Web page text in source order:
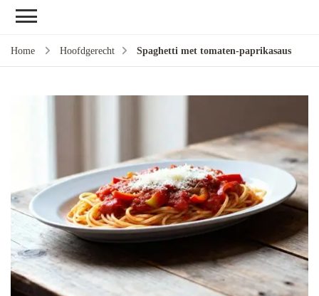
Home Hoofdgerecht Spaghetti met tomaten-paprikasaus